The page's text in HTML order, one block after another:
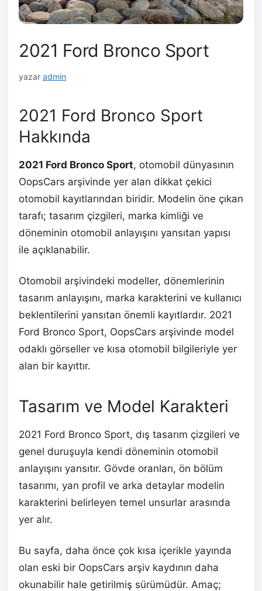
2021 Ford Bronco Sport
yazar admin
2021 Ford Bronco Sport
Hakkında
2021 Ford Bronco Sport, otomobil dünyasının
OopsCars arşivinde yer alan dikkat çekici
otomobil kayıtlarından biridir. Modelin öne çıkan
tarafı; tasarım çizgileri, marka kimliği ve
döneminin otomobil anlayışını yansıtan yapısı
ile açıklanabilir.
Otomobil arşivindeki modeller, dönemlerinin
tasarım anlayışını, marka karakterini ve kullanıcı
beklentilerini yansıtan önemli kayıtlardır. 2021
Ford Bronco Sport, OopsCars arşivinde model
odaklı görseller ve kısa otomobil bilgileriyle yer
alan bir kayıttır.
Tasarım ve Model Karakteri
2021 Ford Bronco Sport, dış tasarım çizgileri ve
genel duruşuyla kendi döneminin otomobil
anlayışını yansıtır. Gövde oranları, ön bölüm
tasarımı, yan profil ve arka detaylar modelin
karakterini belirleyen temel unsurlar arasında
yer alır.
Bu sayfa, daha önce çok kısa içerikle yayında
olan eski bir OopsCars arşiv kaydının daha
okunabilir hale getirilmiş sürümüdür. Amaç;